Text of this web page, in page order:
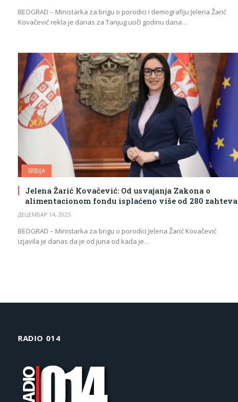
BEOGRAD – Ministarka za brigu o porodici i demografiju Jelena Žarić
Kovačević rekla je danas za Tanjug uoči godinu dana…
SRBIJA
Jelena Žarić Kovačević: Od usvajanja Zakona o
alimentacionom fondu isplaćeno više od 280 zahteva
ДЕЦЕМБАР 14, 2025
BEOGRAD – Ministarka za brigu o porodici Jelena Žarić Kovačević
izjavila je danas da je od juna od kada je…
RADIO 014